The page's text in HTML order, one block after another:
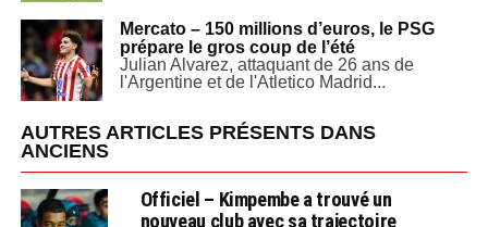
Mercato – 150 millions d’euros, le PSG
prépare le gros coup de l’été
Julian Alvarez, attaquant de 26 ans de
l'Argentine et de l'Atletico Madrid...
AUTRES ARTICLES PRÉSENTS DANS
ANCIENS
Officiel – Kimpembe a trouvé un
nouveau club avec sa trajectoire